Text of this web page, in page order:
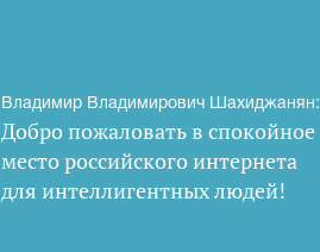
Владимир Владимирович Шахиджанян:
Добро пожаловать в спокойное
место российского интернета
для интеллигентных людей!